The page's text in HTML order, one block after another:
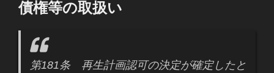
債権等の取扱い
第181条 再生計画認可の決定が確定したと